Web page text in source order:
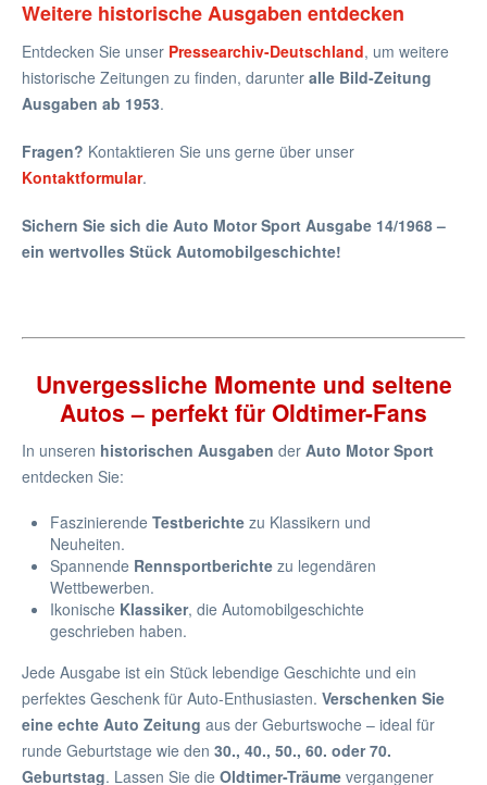
Weitere historische Ausgaben entdecken
Entdecken Sie unser Pressearchiv-Deutschland, um weitere
historische Zeitungen zu finden, darunter alle Bild-Zeitung
Ausgaben ab 1953.
Fragen? Kontaktieren Sie uns gerne über unser
Kontaktformular.
Sichern Sie sich die Auto Motor Sport Ausgabe 14/1968 –
ein wertvolles Stück Automobilgeschichte!
Unvergessliche Momente und seltene
Autos – perfekt für Oldtimer-Fans
In unseren historischen Ausgaben der Auto Motor Sport
entdecken Sie:
Faszinierende Testberichte zu Klassikern und
Neuheiten.
Spannende Rennsportberichte zu legendären
Wettbewerben.
Ikonische Klassiker, die Automobilgeschichte
geschrieben haben.
Jede Ausgabe ist ein Stück lebendige Geschichte und ein
perfektes Geschenk für Auto-Enthusiasten. Verschenken Sie
eine echte Auto Zeitung aus der Geburtswoche – ideal für
runde Geburtstage wie den 30., 40., 50., 60. oder 70.
Geburtstag. Lassen Sie die Oldtimer-Träume vergangener